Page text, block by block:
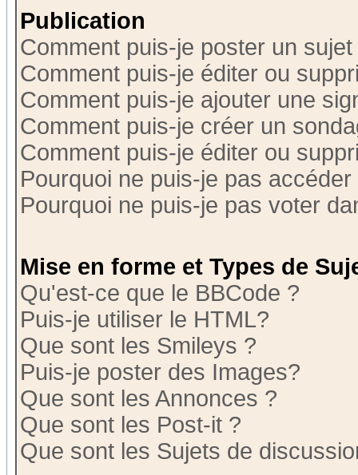
Publication
Comment puis-je poster un
Comment puis-je éditer ou
Comment puis-je ajouter une
Comment puis-je créer un
Comment puis-je éditer ou
Pourquoi ne puis-je pas
Pourquoi ne puis-je pas voter
Mise en forme et Types de
Qu'est-ce que le BBCode ?
Puis-je utiliser le HTML?
Que sont les Smileys ?
Puis-je poster des Images?
Que sont les Annonces ?
Que sont les Post-it ?
Que sont les Sujets de